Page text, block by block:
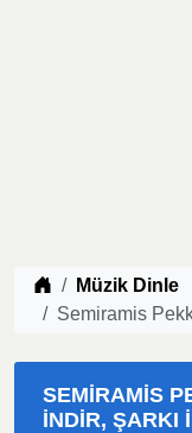
Müzik indir
Müzik Dinle
Semiramis
SEMIRAMIS
İNDIR, ŞARKI